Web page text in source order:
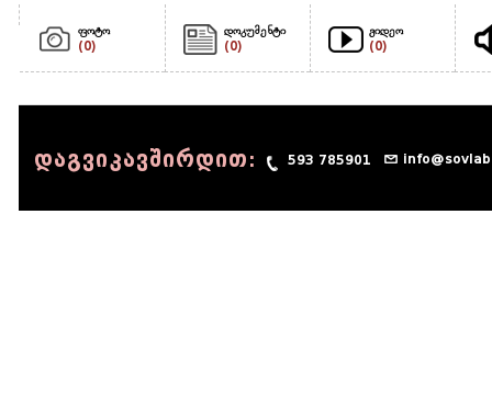
ფოტო
(0)
დოკუმენტი
(0)
ვიდეო
(0)
დაგვიკავშირდით: 593 785901